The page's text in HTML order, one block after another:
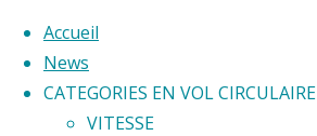
Accueil
News
CATEGORIES EN VOL CIRCULAIRE
VITESSE